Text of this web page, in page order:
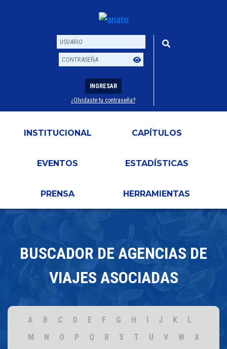
Usuario
Contraseña
INGRESAR
¿Olvidaste tu contraseña?
INSTITUCIONAL CAPÍTULOS
EVENTOS ESTADÍSTICAS
PRENSA HERRAMIENTAS
BUSCADOR DE AGENCIAS DE
VIAJES ASOCIADAS
A B C D E F G H J K
L
M
N O P Q R S T U V W
X